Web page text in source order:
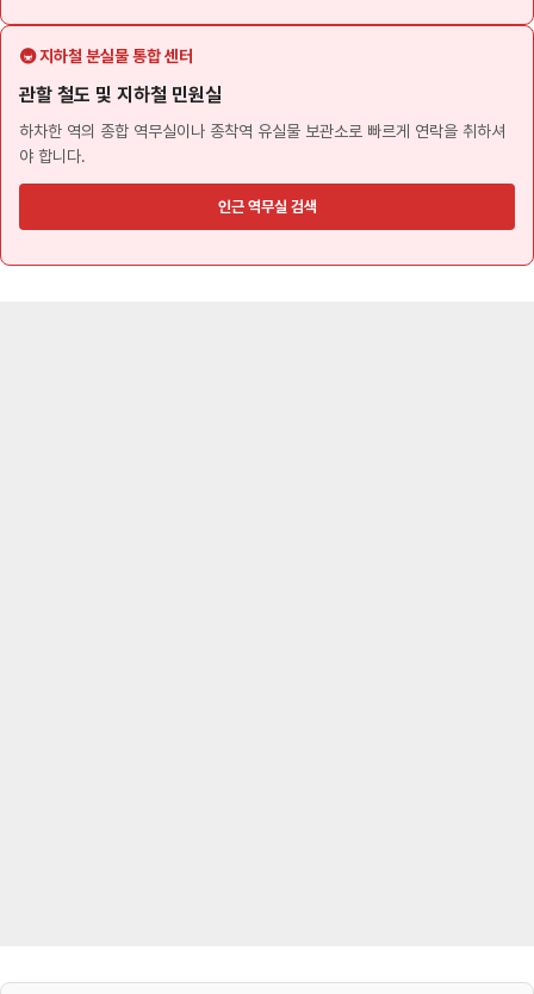
🚇 지하철 분실물 통합 센터
관할 철도 및 지하철 민원실
하차한 역의 종합 역무실이나 종착역 유실물 보관소로 빠르게 연락을 취하셔
야 합니다.
인근 역무실 검색